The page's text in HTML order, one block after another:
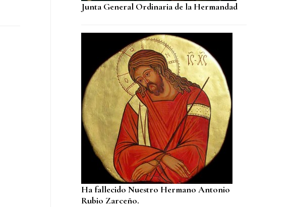
Junta General Ordinaria de la Hermandad
Ha fallecido Nuestro Hermano Antonio
Rubio Zarceño.